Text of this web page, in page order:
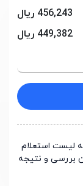
456,243 ریال
449,382 ریال
لیست استعلام
بررسی و نتیجه